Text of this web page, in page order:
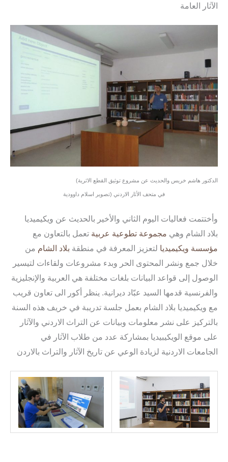
الآثار العامة
(الدكتور هاشم خريس والحديث عن مشروع توثيق القطع الاثرية
في متحف الأثار الاردني (تصوير اسلام داوودية
بلاد الشام وهي مجموعة تطوعية عربية تعمل بالتعاون مع
مؤسسة ويكيميديا لتعزيز المعرفة في منطقة بلاد الشام من
خلال جمع ونشر المحتوى الحر وبدء مشروعات ولقاءات لتيسير
الوصول إلى قواعد البيانات بلغات مختلفة هي العربية والإنجليزية
والفرنسية قدمها السيد عبّاد ديرانية. ينظر أكور الى تعاون قريب
مع ويكيميديا بلاد الشام بعمل جلسة تدريبة في خريف هذه السنة
بالتركيز على نشر معلومات وبيانات عن التراث الاردني والآثار
على موقع الويكيبيديا بمشاركة عدد من طلاب الآثار في
الجامعات الاردنية لزيادة الوعي عن تاريخ الآثار والتراث بالاردن